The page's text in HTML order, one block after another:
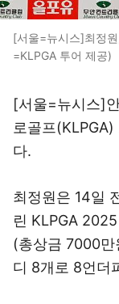
[서울=뉴시스]최정
=KLPGA 투어 제공)
[서울=뉴시스]
로골프
다.
최정원은 14일
린 KLPGA
(총상금 7000만
디 8개로 8언더